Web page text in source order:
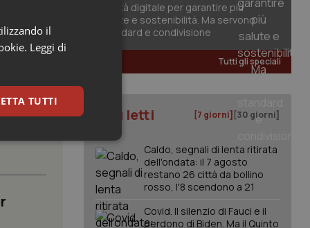
di
Sanità digitale per garantire più
salute e sostenibilità. Ma servono
standard e condivisione
Tutti gli speciali
I più letti [7 giorni] [30 giorni]
Caldo, segnali di lenta ritirata
dell'ondata: il 7 agosto
restano 26 città da bollino
rosso, l'8 scendono a 21
Covid. Il silenzio di Fauci e il
perdono di Biden. Ma il Quinto
il
Leggi di
TUTTI